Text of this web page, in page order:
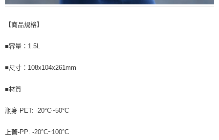
【商品規格】
■容量：1.5L
■尺寸：108x104x261mm
■材質
瓶身-PET: -20°C~50°C
上蓋-PP: -20°C~100°C